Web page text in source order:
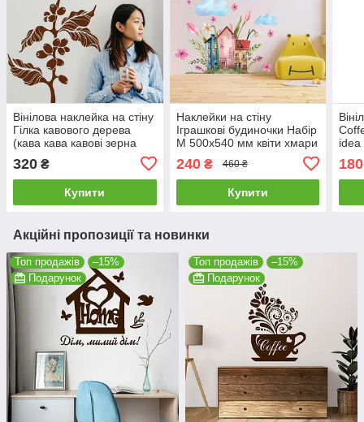
Вінілова наклейка на стіну
Гілка кавового дерева
(кава кава кавові зерна
Африка) матова 590х1000
мм
320 ₴
Купити
Наклейки на стіну
Іграшкові будиночки Набір
М 500х540 мм квіти хмари
самоклейка
240₴ 460 ₴
Купити
idea
180
Акційні пропозиції та новинки
Топ продажів
–15%
Подарунок
Топ продажів
–15%
Подарунок